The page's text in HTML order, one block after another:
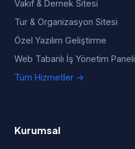
Vakıf & Dernek Sitesi
Tur & Organizasyon Sitesi
Özel Yazılım Geliştirme
Web Tabanlı İş Yönetim Paneli
Tüm Hizmetler →
Kurumsal